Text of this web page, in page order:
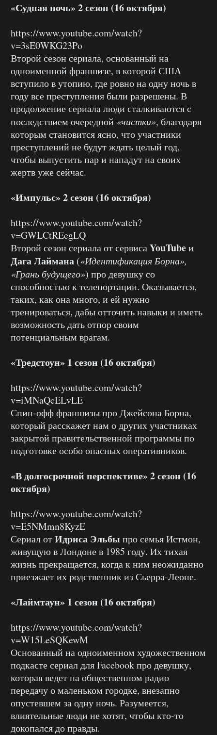
«Судная ночь» 2 сезон (16 октября)
https://www.youtube.com/watch?
v=3sE0WKG23Po
Второй сезон сериала, основанный на
одноименной франшизе, в которой США
вступило в утопию, где ровно на одну ночь в
году все преступления были разрешены. В
продолжение сериала люди сталкиваются с
последствием очередной «чистки», благодаря
которым становится ясно, что участники
преступлений не будут ждать целый год,
чтобы выпустить пар и нападут на своих
жертв уже сейчас.
«Импульс» 2 сезон (16 октября)
https://www.youtube.com/watch?
v=GWLCtREegLQ
Второй сезон сериала от сервисаYouTubeи
Дага Лаймана («Идентификация Борна»,
«Грань будущего») про девушку со
способностью к телепортации. Оказывается,
таких, как она много, и ей нужно
тренироваться, дабы отточить навыки и иметь
возможность дать отпор своим
потенциальным врагам.
«Тредстоун» 1 сезон (16 октября)
https://www.youtube.com/watch?
v=iMNaQcELvLE
Спин-офф франшизы про Джейсона Борна,
который расскажет нам о других участниках
закрытой правительственной программы по
подготовке особо опасных оперативников.
«В долгосрочной перспективе» 2 сезон (16
октября)
https://www.youtube.com/watch?
v=E5NMmn8KyzE
Сериал отИдриса Эльбы про семья Истмон,
живущую в Лондоне в 1985 году. Их тихая
жизнь прекращается, когда к ним неожиданно
приезжает их родственник из Сьерра-Леоне.
«Лаймтаун» 1 сезон (16 октября)
https://www.youtube.com/watch?
v=W15LeSQKewM
Основанный на одноименном художественном
подкасте сериал для Facebook про девушку,
которая ведет на общественном радио
передачу о маленьком городке, внезапно
опустевшем за одну ночь. Разумеется,
влиятельные люди не хотят, чтобы кто-то
докопался до правды.